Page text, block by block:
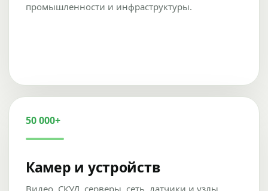
промышленности и инфраструктуры.
50 000+
Камер и устройств
Видео, СКУД, серверы, сеть, датчики и узлы,